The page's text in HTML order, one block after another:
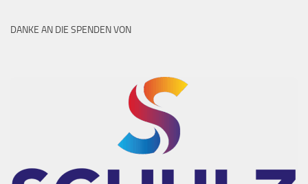
DANKE AN DIE SPENDEN VON